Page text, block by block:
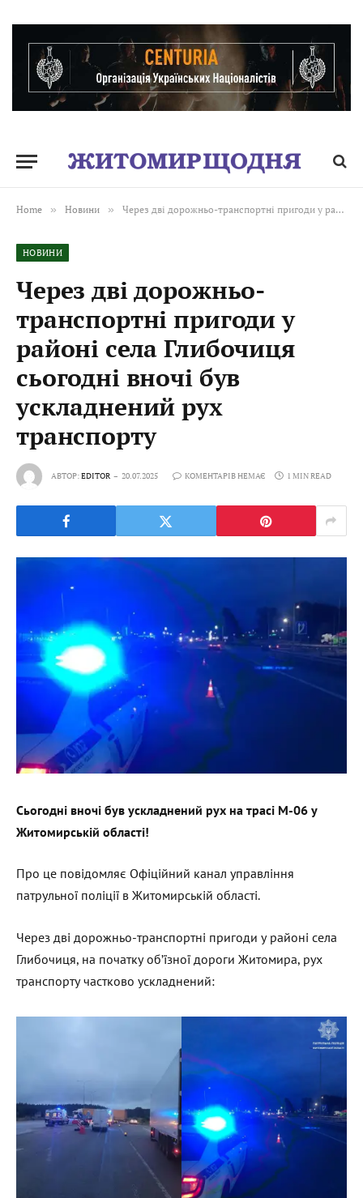
Home » Новини » Через дві дорожньо-транспортні пригоди у районі села Глибочиця сьогодні вночі був ускладнений рух транспорту
НОВИНИ
Через дві дорожньо-
транспортні пригоди у
районі села Глибочиця
сьогодні вночі був
ускладнений рух
транспорту
АВТОР:EDITOR 20.07.2025 КОМЕНТАРІВ НЕМАЄ 1 MIN READ
Сьогодні вночі був ускладнений рух на трасі М-06 у
Житомирській області!
Про це повідомляє Офіційний канал управління
патрульної поліції в Житомирській області.
Через дві дорожньо-транспортні пригоди у районі села
Глибочиця, на початку об’їзної дороги Житомира, рух
транспорту частково ускладнений: